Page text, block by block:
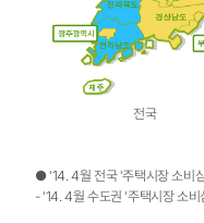
전국
● '14. 4월 전국 '주택시장 소비
- '14. 4월 수도권 '주택시장 소